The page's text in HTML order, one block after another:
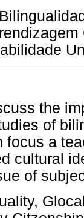
the
of
focus a
cultural
of